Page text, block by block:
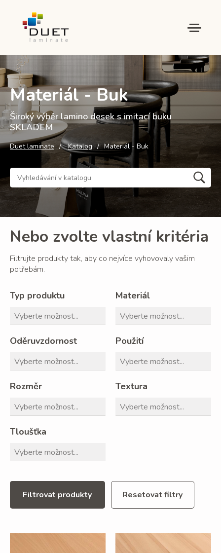
Materiál - Buk
Široký výběr lamino desek s imitací buku
SKLADEM
Duet laminate Katalog Materiál - Buk
Nebo zvolte vlastní kritéria
Filtrujte produkty tak, aby co nejvíce vyhovovaly vašim
potřebám.
Typ produktu Materiál
Oděruvzdornost Použití
Rozměr Textura
Tloušťka
Filtrovat produkty Resetovat filtry